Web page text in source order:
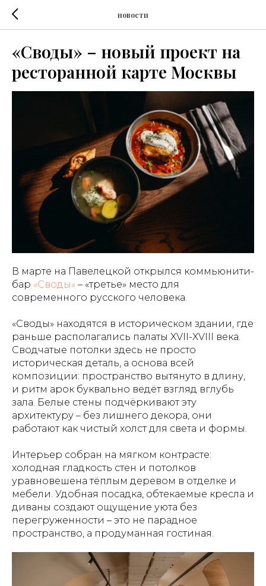
новости
«Своды» – новый проект на
ресторанной карте Москвы
В марте на Павелецкой открылся коммьюнити-
бар «Своды» – «третье» место для
современного русского человека.
«Своды» находятся в историческом здании, где
раньше располагались палаты XVII-XVIII века.
Сводчатые потолки здесь не просто
историческая деталь, а основа всей
композиции: пространство вытянуто в длину,
и ритм арок буквально ведёт взгляд вглубь
зала. Белые стены подчёркивают эту
архитектуру – без лишнего декора, они
работают как чистый холст для света и формы.
Интерьер собран на мягком контрасте:
холодная гладкость стен и потолков
уравновешена тёплым деревом в отделке и
мебели. Удобная посадка, обтекаемые кресла и
диваны создают ощущение уюта без
перегруженности – это не парадное
пространство, а продуманная гостиная.